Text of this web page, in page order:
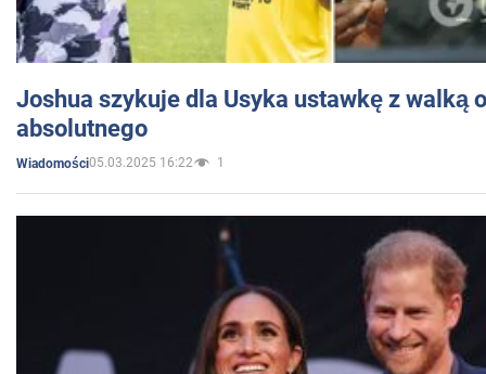
Joshua szykuje dla Usyka ustawkę z walką
absolutnego
Wiadomości05.03.2025 16:22 1